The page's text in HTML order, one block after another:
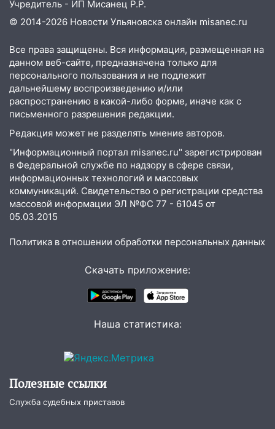
2027 года импорт, выпуск и обращение
бензина Евро 2, Евро 3, Евро 4
11:12 Соцсети: на Рябикова автомобиль
врезался в забор
10:27 Где есть бензин в Ульяновске
днем 6 августа: список АЗС
10:16 Внимание! В Ульяновской области
объявлена ракетная опасность
10:00 В Старомайнском районе утонул
51-летний мужчина
09:50 В Ульяновске черный коршун
застрял в тепловозе
юному велосипедисту на улице
В Заволжском районе украли два
тридцатиградусная жара: какая будет
Четыре года борьбы: ульяновские
за плесень на стенах
Учредитель - ИП Мисанец Р.Р.
© 2014-2026 Новости Ульяновска онлайн misanec.ru
Все права защищены. Вся информация, размещенная на
данном веб-сайте, предназначена только для
персонального пользования и не подлежит
дальнейшему воспроизведению и/или
распространению в какой-либо форме, иначе как с
письменного разрешения редакции.
Редакция может не разделять мнение авторов.
"Информационный портал misanec.ru" зарегистрирован
в Федеральной службе по надзору в сфере связи,
информационных технологий и массовых
коммуникаций. Свидетельство о регистрации средства
массовой информации ЭЛ №ФС 77 - 61045 от
05.03.2015
Политика в отношении обработки персональных данных
Скачать приложение:
Наша статистика:
Полезные ссылки
Служба судебных приставов